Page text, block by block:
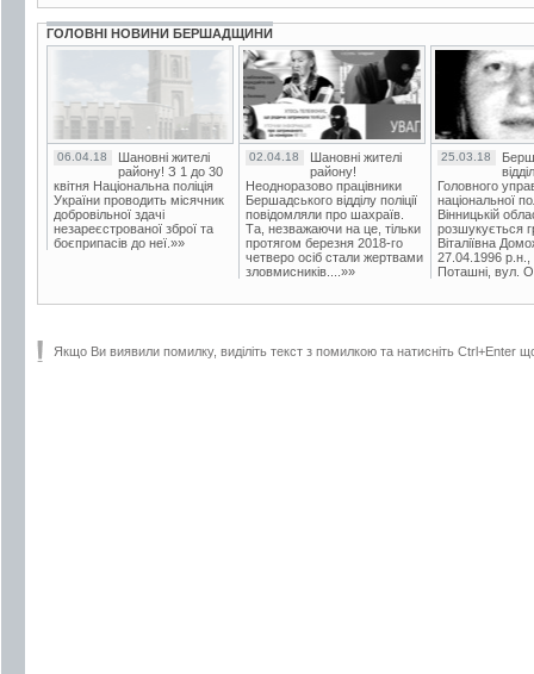
ГОЛОВНІ НОВИНИ БЕРШАДЩИНИ
06.04.18
Шановні жителі
району! З 1 до 30
квітня Національна поліція
України проводить місячник
добровільної здачі
незареєстрованої зброї та
боєприпасів до неї.»»
02.04.18
Шановні жителі
району!
Неодноразово працівники
Бершадського відділу поліції
повідомляли про шахраїв.
Та, незважаючи на це, тільки
протягом березня 2018-го
четверо осіб стали жертвами
зловмисників....»»
25.03.18
Головного
національної
Вінницькій
розшукується
Віталіївна
27.04.1996 р.н.,
Поташні, вул.
Якщо Ви виявили помилку, виділіть текст з помилкою та натисніть Ctrl+Enter